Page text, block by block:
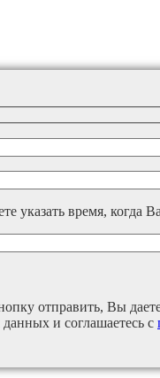
указать время, когда
отправить, Вы
и соглашаетесь с